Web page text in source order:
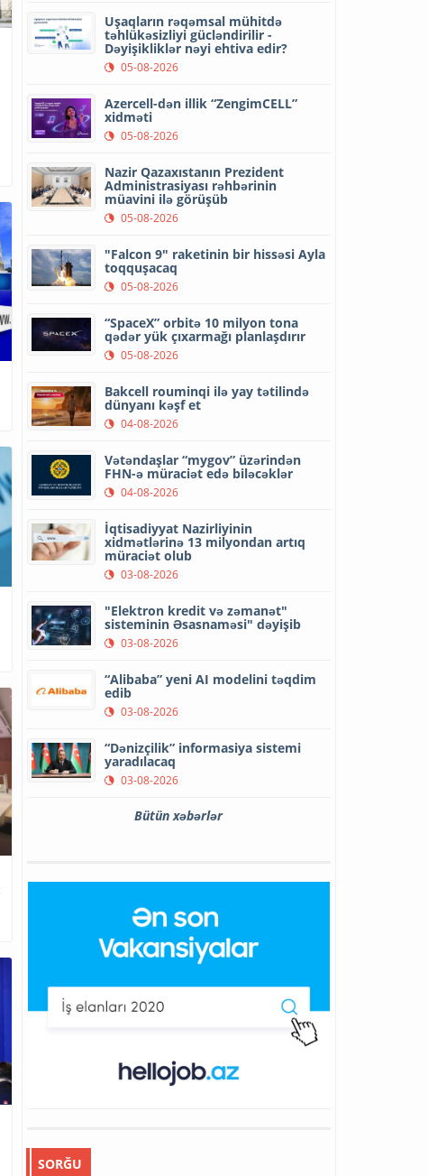
Uşaqların rəqəmsal mühitdə
təhlükəsizliyi gücləndirilir -
Dəyişikliklər nəyi ehtiva edir?
05-08-2026
Azercell-dən illik “ZengimCELL”
xidməti
05-08-2026
Nazir Qazaxıstanın Prezident
Administrasiyası rəhbərinin
müavini ilə görüşüb
05-08-2026
"Falcon 9" raketinin bir hissəsi Ayla
toqquşacaq
05-08-2026
“SpaceX” orbitə 10 milyon tona
qədər yük çıxarmağı planlaşdırır
05-08-2026
Bakcell rouminqi ilə yay tətilində
dünyanı kəşf et
04-08-2026
Vətəndaşlar “mygov” üzərindən
FHN-ə müraciət edə biləcəklər
04-08-2026
İqtisadiyyat Nazirliyinin
xidmətlərinə 13 milyondan artıq
müraciət olub
03-08-2026
"Elektron kredit və zəmanət"
sisteminin Əsasnaməsi" dəyişib
03-08-2026
“Alibaba” yeni AI modelini təqdim
edib
03-08-2026
“Dənizçilik” informasiya sistemi
yaradılacaq
03-08-2026
Bütün xəbərlər
SORĞU